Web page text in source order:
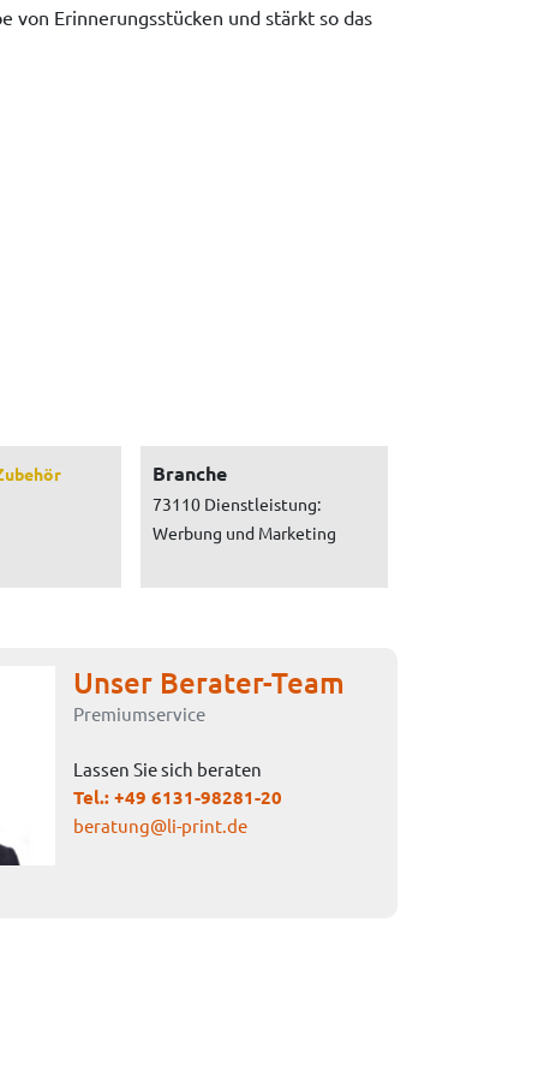
von Erinnerungsstücken und stärkt so das
Branche
73110 Dienstleistung:
Werbung und Marketing
Unser Berater-Team
Premiumservice
Lassen Sie sich beraten
Tel.: +49 6131-98281-20
beratung@li-print.de